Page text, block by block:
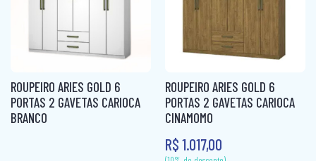
COLCHÃO CASAL
COLCHÃO INFANTIL
ou 10x
ROUPEIRO ARIES GOLD 6
PORTAS 2 GAVETAS CARIOCA
BRANCO
ROUPEIRO ARIES GOLD 6
PORTAS 2 GAVETAS CARIOCA
CINAMOMO
R$ 1.017,00